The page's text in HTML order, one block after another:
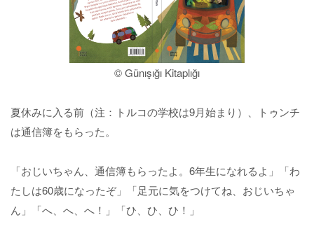
© Günışığı Kitaplığı
夏休みに入る前（注：トルコの学校は9月始まり）、トゥンチ
は通信簿をもらった。
「おじいちゃん、通信簿もらったよ。6年生になれるよ」「わ
たしは60歳になったぞ」「足元に気をつけてね、おじいちゃ
ん」「へ、へ、へ！」「ひ、ひ、ひ！」